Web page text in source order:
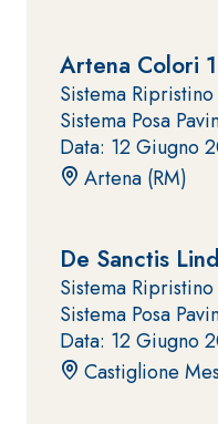
Artena Colori
Sistema
Sistema Posa
Data: 12 Giugno
Artena (RM)
De Sanctis
Sistema
Sistema Posa
Data: 12 Giugno
Castiglione
leganti
solfatoresistenti,
polimero-
modificata,
tixotropica,
fibrorinforzata,
rasatura e
protezione di
strutture in
calcestruzzo
Sistema
ISOLAMENTO
TERMICO
FASSATHERM